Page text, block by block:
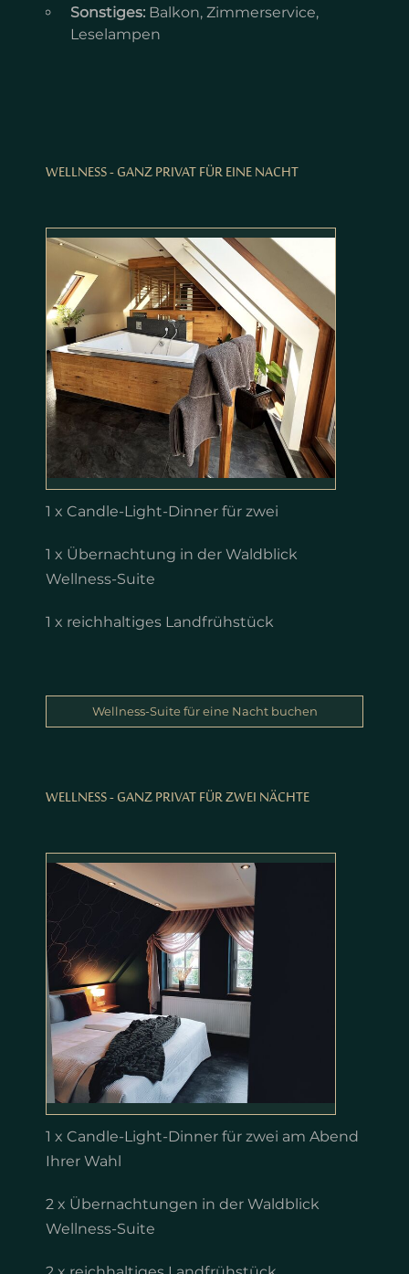
Sonstiges: Balkon, Zimmerservice,
Leselampen
WELLNESS - GANZ PRIVAT FÜR EINE NACHT
1 x Candle-Light-Dinner für zwei
1 x Übernachtung in der Waldblick
Wellness-Suite
1 x reichhaltiges Landfrühstück
Wellness-Suite für eine Nacht buchen
WELLNESS - GANZ PRIVAT FÜR ZWEI NÄCHTE
1 x Candle-Light-Dinner für zwei am Abend
Ihrer Wahl
2 x Übernachtungen in der Waldblick
Wellness-Suite